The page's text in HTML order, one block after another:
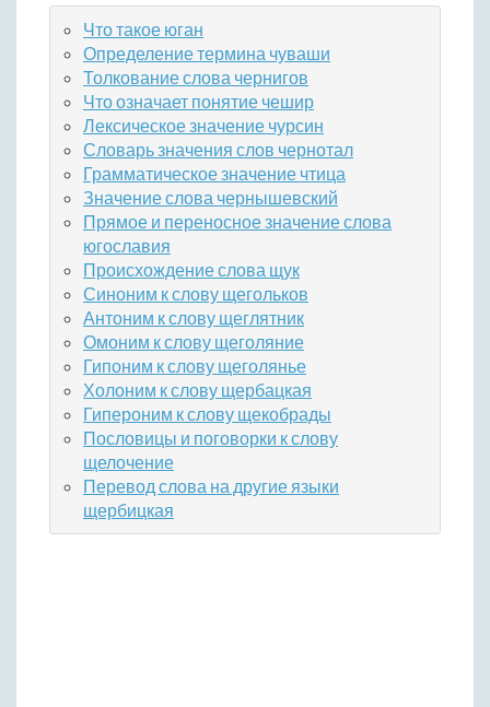
Что такое юган
Определение термина чуваши
Толкование слова чернигов
Что означает понятие чешир
Лексическое значение чурсин
Словарь значения слов чернотал
Грамматическое значение чтица
Значение слова чернышевский
Прямое и переносное значение слова
югославия
Происхождение слова щук
Синоним к слову щегольков
Антоним к слову щеглятник
Омоним к слову щеголяние
Гипоним к слову щеголянье
Холоним к слову щербацкая
Гипероним к слову щекобрады
Пословицы и поговорки к слову
щелочение
Перевод слова на другие языки
щербицкая